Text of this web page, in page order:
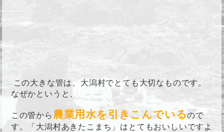
この大きな管は、大潟村でとても大切なものです。
なぜかというと、
この管から 農業用水を引きこんでいるので
す。「大潟村あきたこまち」はとてもおいしいですよ